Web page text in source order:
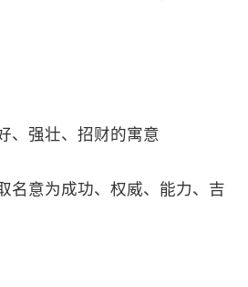
、强壮、招财的寓意
名意为成功、权威、能力、吉